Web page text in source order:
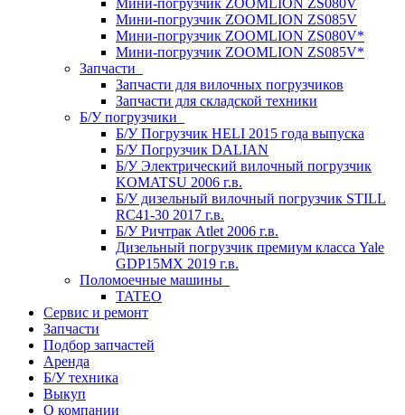
Мини-погрузчик ZOOMLION ZS080V
Мини-погрузчик ZOOMLION ZS085V
Мини-погрузчик ZOOMLION ZS080V*
Мини-погрузчик ZOOMLION ZS085V*
Запчасти
Запчасти для вилочных погрузчиков
Запчасти для складской техники
Б/У погрузчики
Б/У Погрузчик HELI 2015 года выпуска
Б/У Погрузчик DALIAN
Б/У Электрический вилочный погрузчик
KOMATSU 2006 г.в.
Б/У дизельный вилочный погрузчик STILL
RC41-30 2017 г.в.
Б/У Ричтрак Atlet 2006 г.в.
Дизельный погрузчик премиум класса Yale
GDP15MX 2019 г.в.
Поломоечные машины
TATEO
Сервис и ремонт
Запчасти
Подбор запчастей
Аренда
Б/У техника
Выкуп
О компании